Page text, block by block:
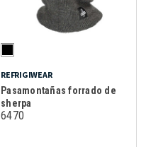
REFRIGIWEAR
Pasamontañas forrado de
sherpa
6470